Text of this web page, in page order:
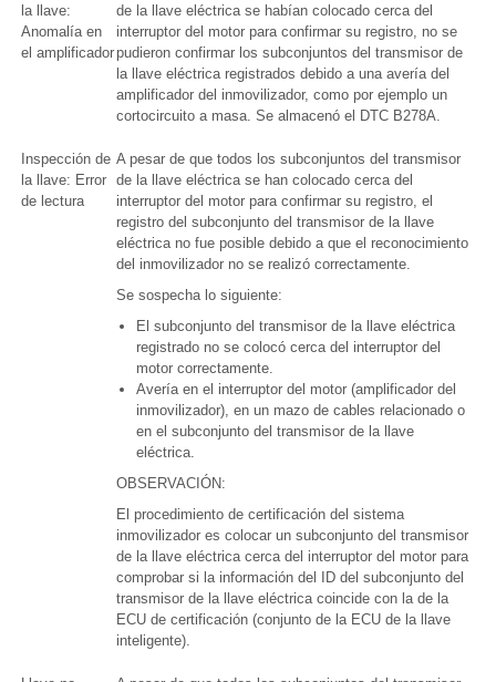
la llave:
Anomalía en
el amplificador
de la llave eléctrica se habían colocado cerca del
interruptor del motor para confirmar su registro, no se
pudieron confirmar los subconjuntos del transmisor de
la llave eléctrica registrados debido a una avería del
amplificador del inmovilizador, como por ejemplo un
cortocircuito a masa. Se almacenó el DTC B278A.
Inspección de
la llave: Error
de lectura
A pesar de que todos los subconjuntos del transmisor
de la llave eléctrica se han colocado cerca del
interruptor del motor para confirmar su registro, el
registro del subconjunto del transmisor de la llave
eléctrica no fue posible debido a que el reconocimiento
del inmovilizador no se realizó correctamente.
Se sospecha lo siguiente:
El subconjunto del transmisor de la llave eléctrica
registrado no se colocó cerca del interruptor del
motor correctamente.
Avería en el interruptor del motor (amplificador del
inmovilizador), en un mazo de cables relacionado o
en el subconjunto del transmisor de la llave
eléctrica.
OBSERVACIÓN:
El procedimiento de certificación del sistema
inmovilizador es colocar un subconjunto del transmisor
de la llave eléctrica cerca del interruptor del motor para
comprobar si la información del ID del subconjunto del
transmisor de la llave eléctrica coincide con la de la
ECU de certificación (conjunto de la ECU de la llave
inteligente).